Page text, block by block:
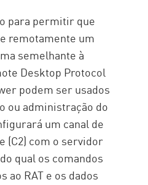
para permitir que
remotamente um
semelhante à
Desktop Protocol
podem ser usados
ou administração do
um canal de
(C2) com o servidor
qual os comandos
ao RAT e os dados